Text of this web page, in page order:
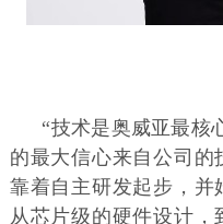
“技术是奥威亚最核
的最大信心来自公司的
靠着自主研发起步，并
从芯片级的硬件设计